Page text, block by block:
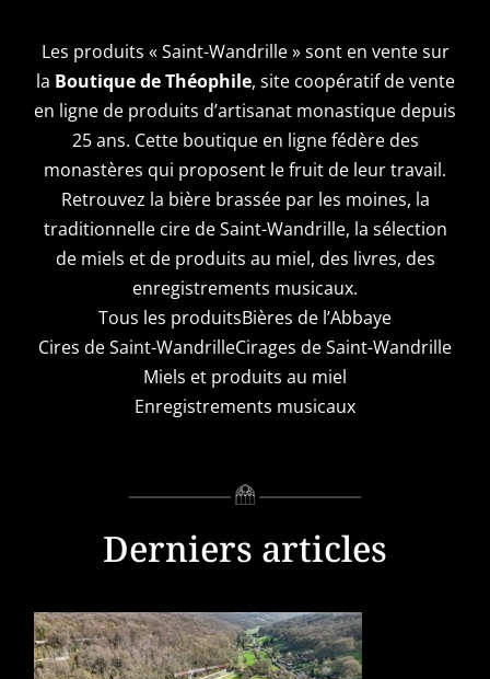
Les produits « Saint-Wandrille » sont en vente sur
la Boutique de Théophile, site coopératif de vente
en ligne de produits d’artisanat monastique depuis
25 ans. Cette boutique en ligne fédère des
monastères qui proposent le fruit de leur travail.
Retrouvez la bière brassée par les moines, la
traditionnelle cire de Saint-Wandrille, la sélection
de miels et de produits au miel, des livres, des
enregistrements musicaux.
Tous les produitsBières de l’Abbaye
Cires de Saint-WandrilleCirages de Saint-Wandrille
Miels et produits au miel
Enregistrements musicaux
Derniers articles